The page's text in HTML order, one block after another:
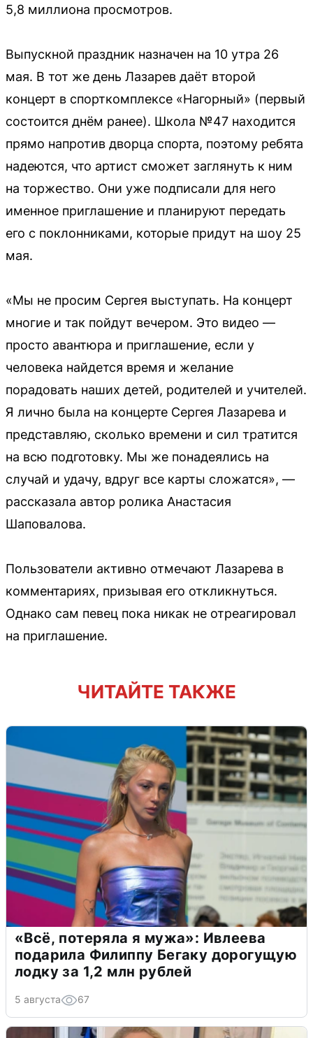
5,8 миллиона просмотров.
Выпускной праздник назначен на 10 утра 26
мая. В тот же день Лазарев даёт второй
концерт в спорткомплексе «Нагорный» (первый
состоится днём ранее). Школа №47 находится
прямо напротив дворца спорта, поэтому ребята
надеются, что артист сможет заглянуть к ним
на торжество. Они уже подписали для него
именное приглашение и планируют передать
его с поклонниками, которые придут на шоу 25
мая.
«Мы не просим Сергея выступать. На концерт
многие и так пойдут вечером. Это видео —
просто авантюра и приглашение, если у
человека найдется время и желание
порадовать наших детей, родителей и учителей.
Я лично была на концерте Сергея Лазарева и
представляю, сколько времени и сил тратится
на всю подготовку. Мы же понадеялись на
случай и удачу, вдруг все карты сложатся», —
рассказала автор ролика Анастасия
Шаповалова.
Пользователи активно отмечают Лазарева в
комментариях, призывая его откликнуться.
Однако сам певец пока никак не отреагировал
на приглашение.
ЧИТАЙТЕ ТАКЖЕ
«Всё, потеряла я мужа»: Ивлеева
подарила Филиппу Бегаку дорогущую
лодку за 1,2 млн рублей
5 августа 67